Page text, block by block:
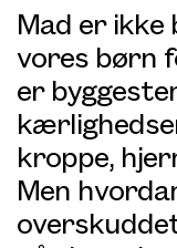
Mad er ikke
vores børn
er
kroppe,
Men